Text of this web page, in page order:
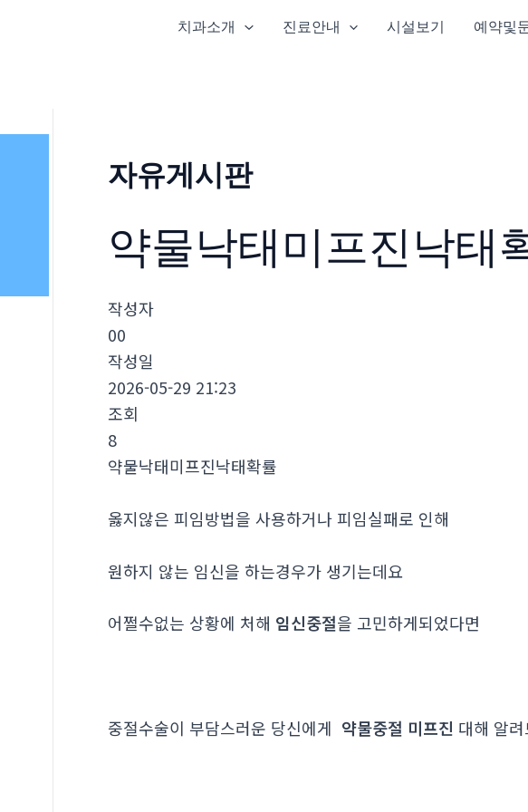
치과소개 진료안내 시설보기 예약및
자유게시판
약물낙태미프진낙태
작성자
00
작성일
2026-05-29 21:23
조회
8
약물낙태미프진낙태확률
옳지않은 피임방법을 사용하거나 피임실패로 인해
원하지 않는 임신을 하는경우가 생기는데요
어쩔수없는 상황에 처해 임신중절을 고민하게되었다면
중절수술이 부담스러운 당신에게 약물중절 미프진 대해 알